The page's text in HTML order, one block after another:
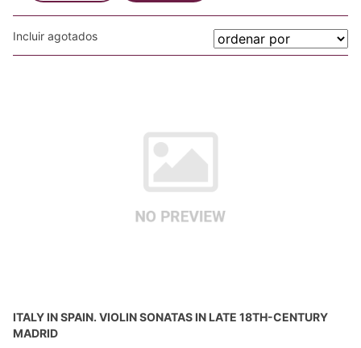
Incluir agotados
ITALY IN SPAIN. VIOLIN SONATAS IN LATE 18TH-CENTURY
MADRID